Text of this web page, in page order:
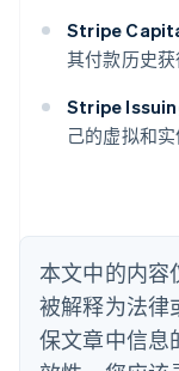
Stripe
其付款历史获
Stripe
己的虚拟和
本文中的内容
被解释为法律
保文章中信息
Deutsch
澳大利亚
巴西
Português
English
丹麦
English
德国